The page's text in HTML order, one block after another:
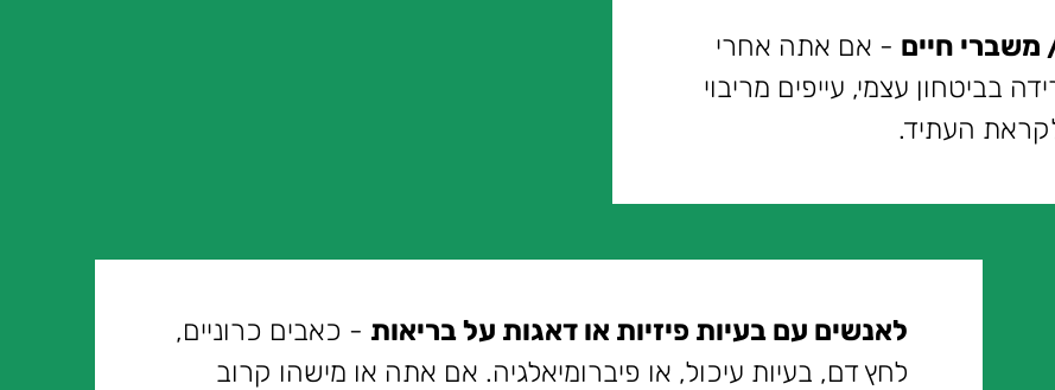
משברי חיים - אם אתה אחרי
בביטחון עצמי, עייפים מריבוי
העתיד.
לאנשים עם בעיות פיזיות או דאגות על בריאות - כאבים כרוניים,
לחץ דם, בעיות עיכול, או פיברומיאלגיה. אם אתה או מישהו קרוב